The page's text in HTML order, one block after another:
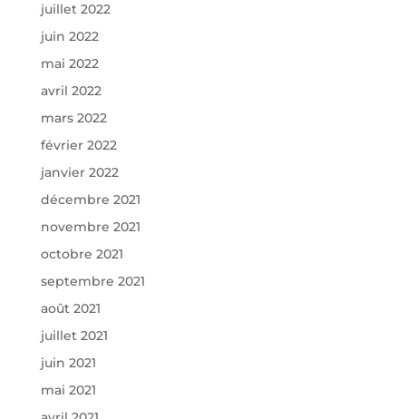
juillet 2022
juin 2022
mai 2022
avril 2022
mars 2022
février 2022
janvier 2022
décembre 2021
novembre 2021
octobre 2021
septembre 2021
août 2021
juillet 2021
juin 2021
mai 2021